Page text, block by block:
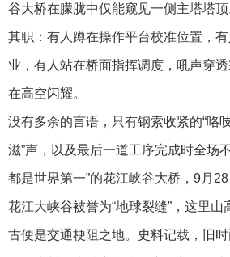
谷大桥在朦胧中仅能窥见一侧主塔塔
其职：有人蹲在操作平台校准位置，
业，有人站在桥面指挥调度，吼声穿
在高空闪耀。
没有多余的言语，只有钢索收紧的“咯
滋”声，以及最后一道工序完成时全场
都是世界第一”的花江峡谷大桥，9月28
花江大峡谷被誉为“地球裂缝”，这里山
古便是交通梗阻之地。史料记载，旧